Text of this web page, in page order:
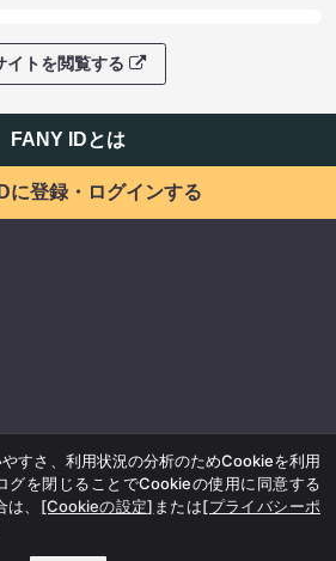
イトを閲覧する
FANY IDとは
に登録・ログインする
すさ、利用状況の分析のためCookieを利用
グを閉じることでCookieの使用に同意する
、 [Cookieの設定] または[プライバシーポ